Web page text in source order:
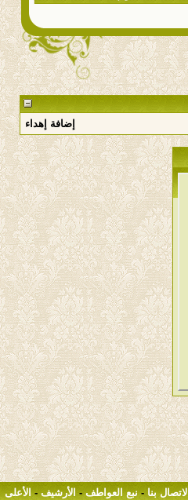
إضافة إهداء
الاتصال بنا - نبع العواطف - الأرشيف - الأعلى